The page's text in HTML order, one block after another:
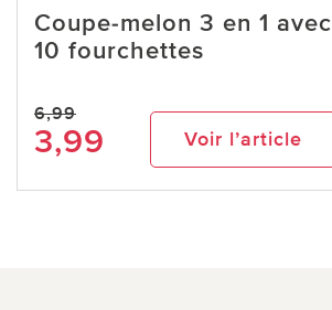
Coupe-melon 3 en 1 avec
10 fourchettes
6,99
3,99 Voir l’article